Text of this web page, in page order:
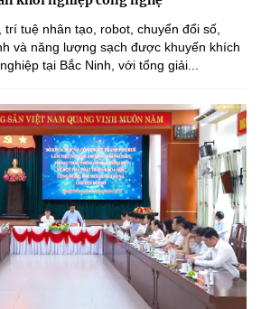
tuệ nhân tạo, robot, chuyển đổi số,
và năng lượng sạch được khuyến khích
tại Bắc Ninh, với tổng giải...